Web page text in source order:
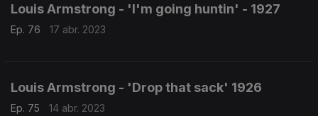
Louis Armstrong - 'I'm going huntin' - 1927
Ep. 76 17 abr. 2023
Louis Armstrong - 'Drop that sack' 1926
Ep. 75 14 abr. 2023